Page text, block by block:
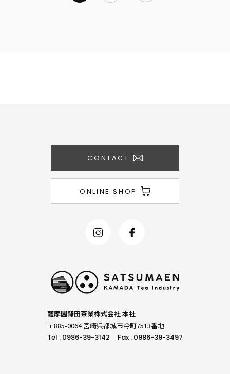
CONTACT
ONLINE SHOP
薩摩園鎌田茶業株式会社 本社
〒885-0064 宮崎県都城市今町7513番地
Tel : 0986-39-3142
Fax : 0986-39-3497